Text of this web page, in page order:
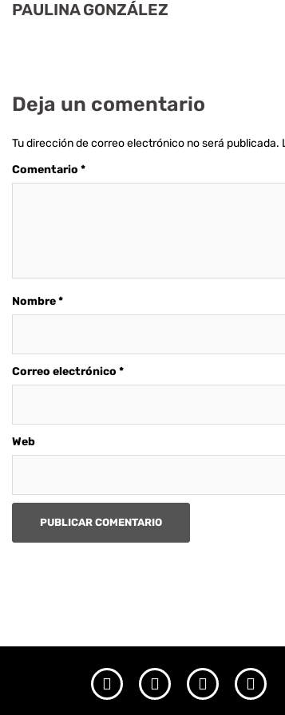
PAULINA GONZÁLEZ
Deja un comentario
Tu dirección de correo electrónico no será publicada.
Comentario *
Nombre*
Correo electrónico *
Web